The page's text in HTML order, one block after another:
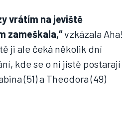
vrátím na jeviště
zameškala,“vzkázala Aha!
ji ale čeká několik dní
kde se o ni jistě postarají
(51) a Theodora (49)